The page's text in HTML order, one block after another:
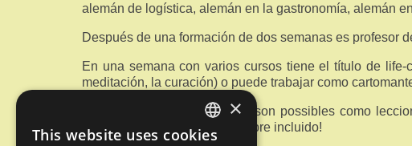
alemán de logística, alemán en la gastronomía, alemán
Después de una formación de dos semanas es profesor
En una semana con varios cursos tiene el título de
meditación, la curación) o puede trabajar como
Todos los cursos de idiomas son possibles como
para su tiempo libre está siempre incluido!
ENGLISH
×
This website uses cookies